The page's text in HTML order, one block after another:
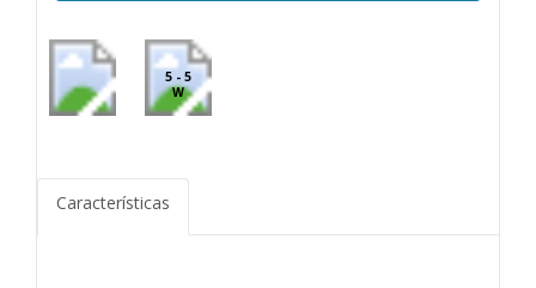
5 - 5
W
Características